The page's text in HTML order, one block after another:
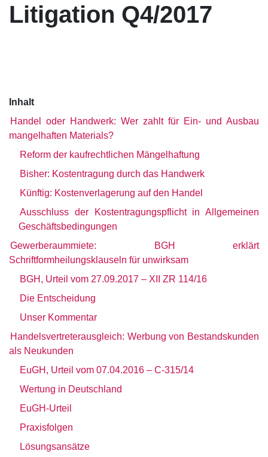
Litigation Q4/2017
Inhalt
Handel oder Handwerk: Wer zahlt für Ein- und Ausbau
mangelhaften Materials?
Reform der kaufrechtlichen Mängelhaftung
Bisher: Kostentragung durch das Handwerk
Künftig: Kostenverlagerung auf den Handel
Ausschluss der Kostentragungspflicht in Allgemeinen
Geschäftsbedingungen
Gewerberaummiete: BGH erklärt
Schriftformheilungsklauseln für unwirksam
BGH, Urteil vom 27.09.2017 – XII ZR 114/16
Die Entscheidung
Unser Kommentar
Handelsvertreterausgleich: Werbung von Bestandskunden
als Neukunden
EuGH, Urteil vom 07.04.2016 – C-315/14
Wertung in Deutschland
EuGH-Urteil
Praxisfolgen
Lösungsansätze